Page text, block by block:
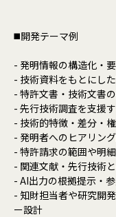
◼️開発テーマ例
- 発明情報の構造化・
- 技術資料をもとにし
- 特許文書・技術文書
- 先行技術調査を支援
- 技術的特徴・差分・
- 発明者へのヒアリン
- 特許請求の範囲や明
- 関連文献・先行技術
- AI出力の根拠提示・
- 知財担当者や研究開
ー設計